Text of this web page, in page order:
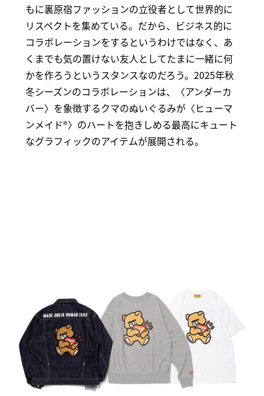
もに裏原宿ファッションの立役者として世界的に
リスペクトを集めている。だから、ビジネス的に
コラボレーションをするというわけではなく、あ
くまでも気の置けない友人としてたまに一緒に何
かを作ろうというスタンスなのだろう。2025年秋
冬シーズンのコラボレーションは、〈アンダーカ
バー〉を象徴するクマのぬいぐるみが〈ヒューマ
ンメイド®〉のハートを抱きしめる最高にキュート
なグラフィックのアイテムが展開される。